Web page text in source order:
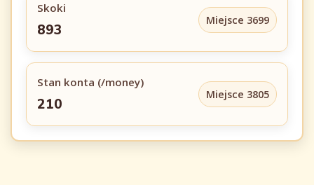
Skoki
893
Miejsce 3699
Stan konta (/money)
210
Miejsce 3805